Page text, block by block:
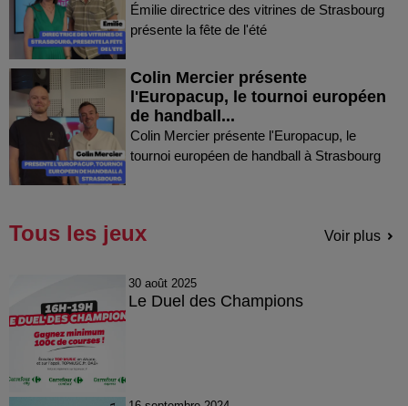
Émilie directrice des vitrines de Strasbourg
présente la fête de l'été
Colin Mercier présente
l'Europacup, le tournoi européen
de handball...
Colin Mercier présente l'Europacup, le
tournoi européen de handball à Strasbourg
Tous les jeux Voir plus
30 août 2025
Le Duel des Champions